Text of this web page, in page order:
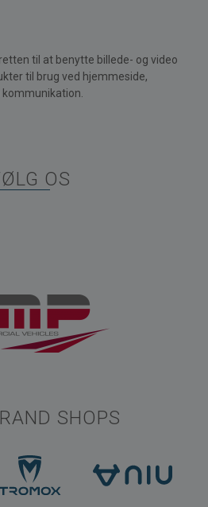
til at benytte billede- og video
til brug ved hjemmeside,
OS
SHOPS